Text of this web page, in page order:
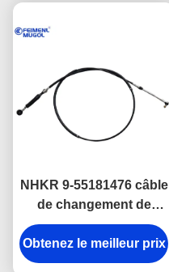
NHKR 9-55181476 câble
de changement de
transmission avec tête à
bille
Obtenez le meilleur prix